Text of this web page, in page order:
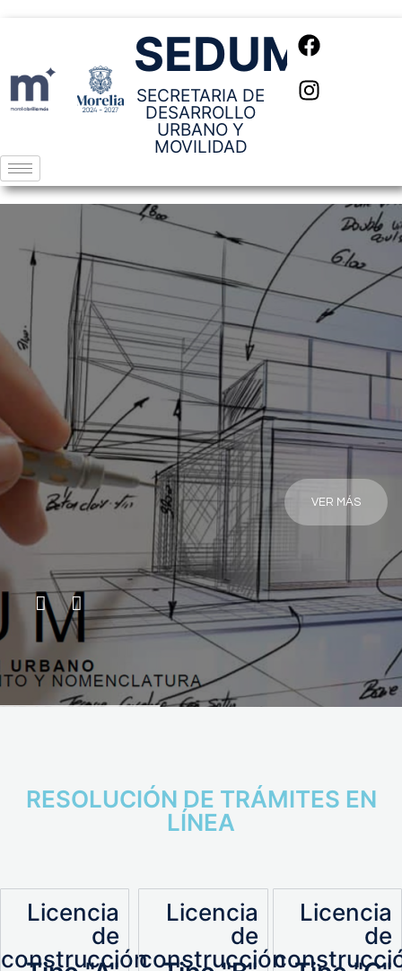
SEDUM
SECRETARIA DE
DESARROLLO
URBANO Y
MOVILIDAD
VER MÁS
RESOLUCIÓN DE TRÁMITES EN
LÍNEA
Licencia
de
construcción
Licencia
de
construcción
Licencia
de